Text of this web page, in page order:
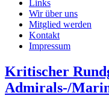
Links
Wir über uns
Mitglied werden
Kontakt
Impressum
Kritischer
Admirals-/